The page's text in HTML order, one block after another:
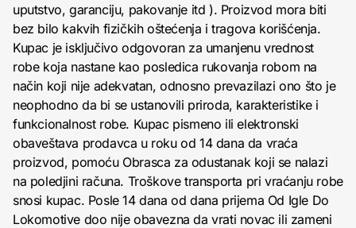
uputstvo, garanciju, pakovanje itd ). Proizvod mora biti
bez bilo kakvih fizičkih oštećenja i tragova korišćenja.
Kupac je isključivo odgovoran za umanjenu vrednost
robe koja nastane kao posledica rukovanja robom na
način koji nije adekvatan, odnosno prevazilazi ono što je
neophodno da bi se ustanovili priroda, karakteristike i
funkcionalnost robe. Kupac pismeno ili elektronski
obaveštava prodavca u roku od 14 dana da vraća
proizvod, pomoću Obrasca za odustanak koji se nalazi
na poledjini računa. Troškove transporta pri vraćanju robe
snosi kupac. Posle 14 dana od dana prijema Od Igle Do
Lokomotive doo nije obavezna da vrati novac ili zameni